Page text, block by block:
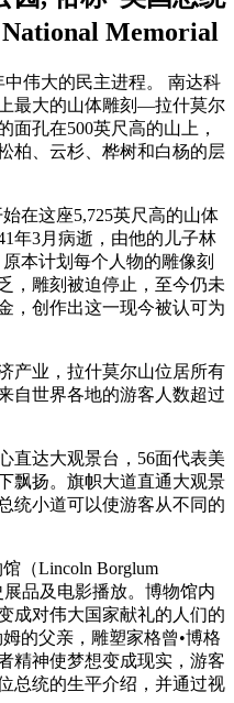
Memorial
伟大的民主进程。 南达科
最大的山体雕刻—拉什莫尔
面孔在500英尺高的山上，
柏、云杉、桦树和白杨的层
在这座5,725英尺高的山体
年3月病逝，由他的儿子林
本计划每个人物的雕像刻
，雕刻被迫停止，至今仍未
，创作出这一现今被认可为
产业，拉什莫尔山位居所有
自世界各地的游客人数超过
直达大观景台，56面代表美
飘扬。旗帜大道直通大观景
统小道可以使游客从不同的
（Lincoln Borglum
品及电影播放。博物馆内
成对伟大国家献礼的人们的
的父亲，雕塑家格曾•博格
精神使梦想变成现实，游客
总统的生平介绍，并通过视